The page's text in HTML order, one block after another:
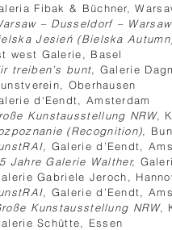
Fibak & Büchner,
– Dusseldorf – Warsaw
Jesień (Bielska
west Galerie, Basel
treiben’s bunt , Galerie
Oberhausen
d‘Eendt, Amsterdam
Kunstausstellung NRW,
(Recognition),
Galerie d’Eendt,
Jahre Galerie Walther,
Gabriele Jeroch,
, Galerie d’Eendt,
Kunstausstellung NRW,
Schütte, Essen